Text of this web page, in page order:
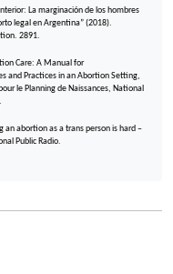
La marginación de los hombres
legal en Argentina” (2018).
2891.
Care: A Manual for
and Practices in an Abortion Setting,
le Planning de Naissances, National
abortion as a trans person is hard –
Public Radio.